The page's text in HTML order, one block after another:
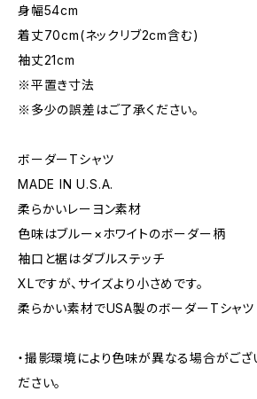
身幅54cm
着丈70cm(ネックリブ2cm含む)
袖丈21cm
※平置き寸法
※多少の誤差はご了承ください。
ボーダーTシャツ
MADE IN U.S.A.
柔らかいレーヨン素材
色味はブルー×ホワイトのボーダー柄
袖口と裾はダブルステッチ
XLですが、サイズより小さめです。
柔らかい素材でUSA製のボーダーTシャツ
・撮影環境により色味が異なる場合がござ
ださい。